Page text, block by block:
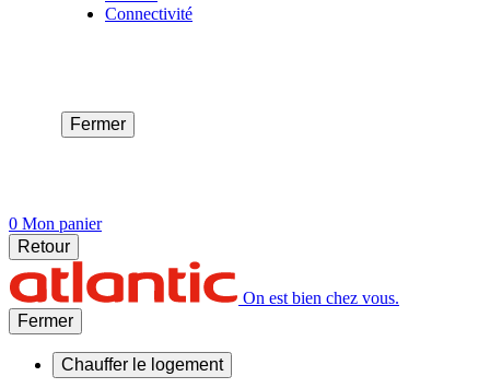
Connectivité
Fermer
0 Mon panier
Retour
On est bien chez vous.
Fermer
Chauffer le logement